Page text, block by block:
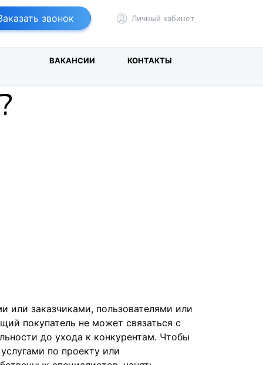
звонок Личный кабинет
ВАКАНСИИ КОНТАКТЫ
или заказчиками, пользователями или
покупатель не может связаться с
до ухода к конкурентам. Чтобы
по проекту или